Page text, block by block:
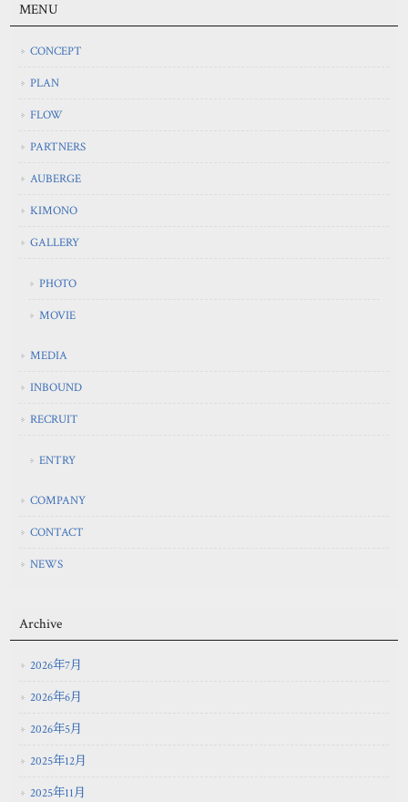
MENU
CONCEPT
PLAN
FLOW
PARTNERS
AUBERGE
KIMONO
GALLERY
PHOTO
MOVIE
MEDIA
INBOUND
RECRUIT
ENTRY
COMPANY
CONTACT
NEWS
Archive
2026年7月
2026年6月
2026年5月
2025年12月
2025年11月